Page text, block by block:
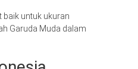
baik untuk ukuran
Garuda Muda dalam